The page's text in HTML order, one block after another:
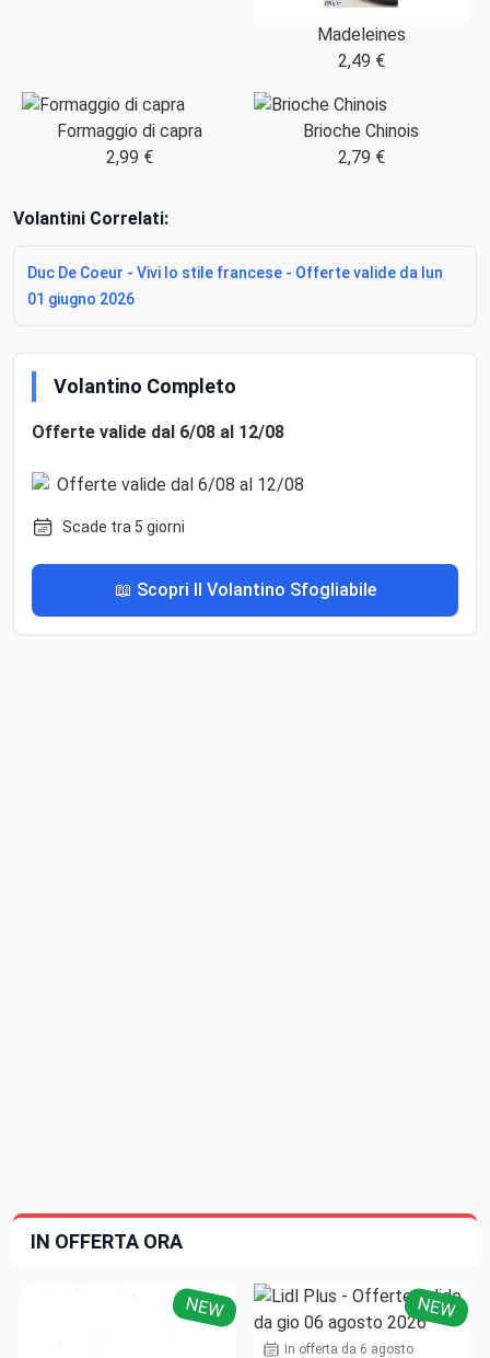
Madeleines
2,49 €
Formaggio di capra
2,99 €
Brioche Chinois
2,79 €
Volantini Correlati:
Duc De Coeur - Vivi lo stile francese - Offerte valide da lun
01 giugno 2026
Volantino Completo
Offerte valide dal 6/08 al 12/08
Scade tra 5 giorni
📖 Scopri Il Volantino Sfogliabile
IN OFFERTA ORA
NEW NEW
In offerta da 6 agosto